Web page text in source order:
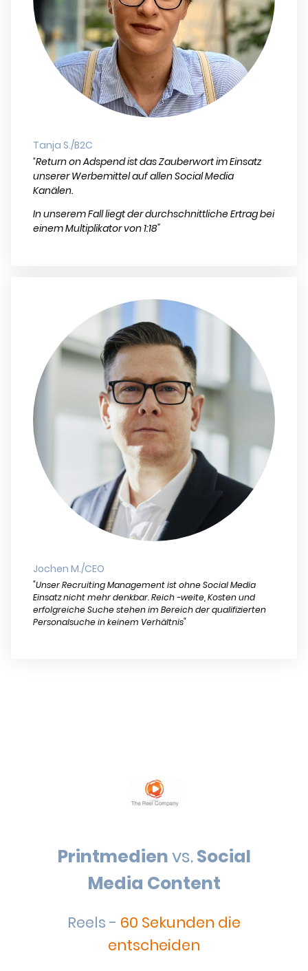
Tanja S./B2C
"Return on Adspend ist das Zauberwort im Einsatz
unserer Werbemittel auf allen Social Media
Kanälen.
In unserem Fall liegt der durchschnittliche Ertrag bei
einem Multiplikator von 1:18"
Jochen M./CEO
"Unser Recruiting Management ist ohne Social Media
Einsatz nicht mehr denkbar. Reich -weite, Kosten und
erfolgreiche Suche stehen im Bereich der qualifizierten
Personalsuche in keinem Verhältnis"
Printmedienvs.Social
Media Content
Reels - 60 Sekunden die
entscheiden